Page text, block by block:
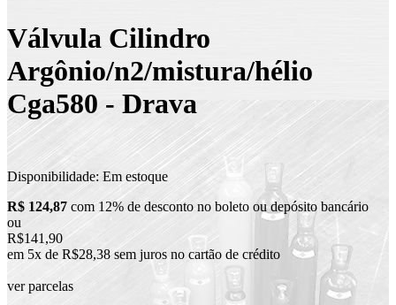
Válvula Cilindro
Argônio/n2/mistura/hélio
Cga580 - Drava
Disponibilidade: Em estoque
R$ 124,87 com 12% de desconto no boleto ou depósito bancário
ou
R$141,90
em 5x de R$28,38 sem juros no cartão de crédito
ver parcelas